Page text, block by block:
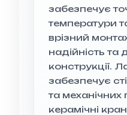
забезпечує
температури
врізний
надійність та
конструкції.
забезпечує
та
керамічні